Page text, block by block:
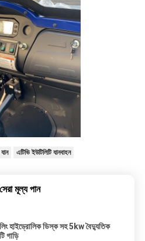
এটিভি ইউটিলিটি যানবাহন
মূল্য পান
হাইড্রোলিক ডিস্ক সহ 5kw বৈদ্যুতিক
গাড়ি